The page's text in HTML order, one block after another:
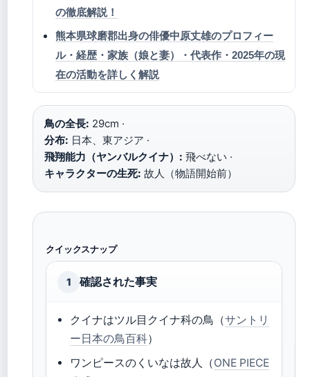
の徹底解説！
熊本県球磨郡出身の俳優中原丈雄のプロフィー
ル・経歴・家族（娘と妻）・代表作・2025年の現
在の活動を詳しく解説
鳥の全長: 29cm ·
分布: 日本、東アジア ·
飛翔能力（ヤンバルクイナ）: 飛べない ·
キャラクターの生死: 故人（物語開始前）
クイックスナップ
1 確認された事実
クイナはツル目クイナ科の鳥（サントリ
ー日本の鳥百科）
ワンピースのくいなは故人（ONE PIECE